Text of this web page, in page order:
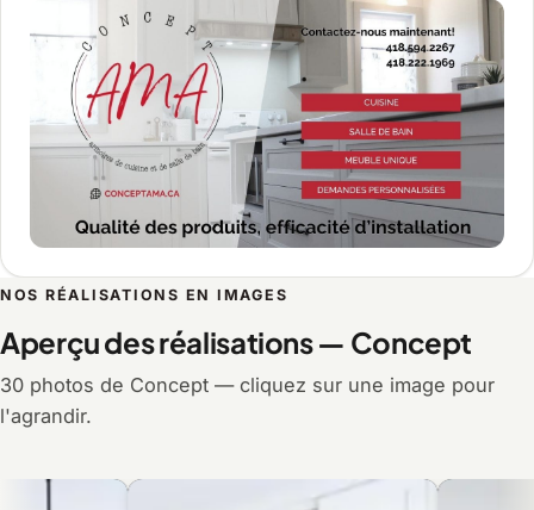
NOS RÉALISATIONS EN IMAGES
Aperçu des réalisations — Concept
30 photos de Concept — cliquez sur une image pour
l'agrandir.